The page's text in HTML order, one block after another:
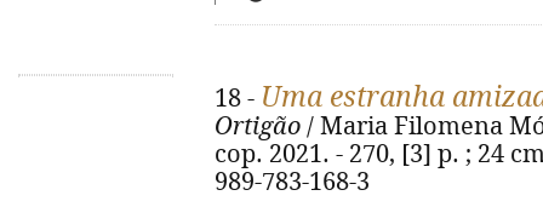
18 - Uma estranha
Ortigão / Maria Filomena
cop. 2021. - 270, [3] p. ; 24
989-783-168-3